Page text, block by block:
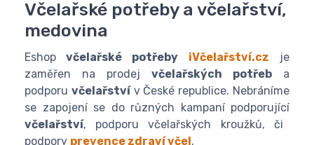
Včelařské potřeby a včelařství,
medovina
Eshop včelařské potřeby iVčelařství.cz je
zaměřen na prodej včelařských potřeb a
podporu včelařstvív České republice. Nebráníme
se zapojení se do různých kampaní podporující
včelařství, podporu včelařských kroužků, či
podpory prevence zdraví včel .